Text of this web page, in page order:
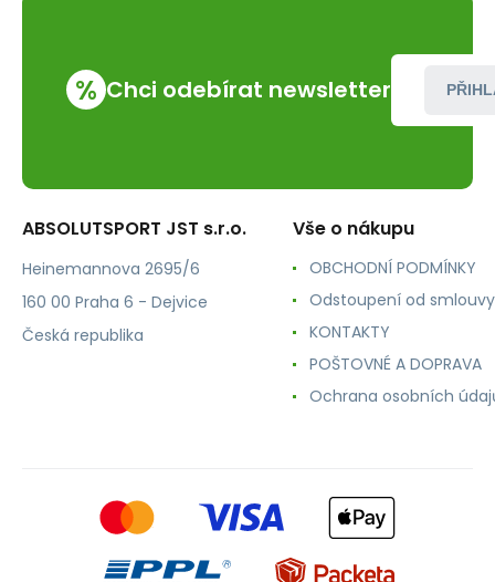
% Chci odebírat newsletter
ABSOLUTSPORT JST s.r.o.
Heinemannova 2695/6
160 00 Praha 6 - Dejvice
Česká republika
Vše o nákupu
OBCHODNÍ PODMÍNKY
Odstoupení od smlouvy
KONTAKTY
POŠTOVNÉ A DOPRAVA
Ochrana osobních